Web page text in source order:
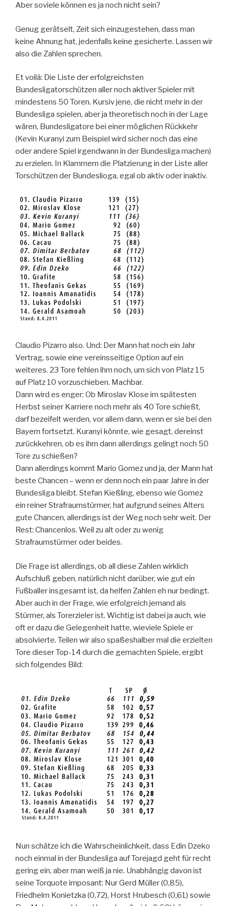
Aber soviele können es ja noch nicht sein?
Genug gerätselt, Zeit sich einzugestehen, dass man
keine Ahnung hat, jedenfalls keine gesicherte. Lassen wir
also die Zahlen sprechen.
Et voilà: Die Liste der erfolgreichsten
Bundesligatorschützen aller noch aktiver Spieler mit
mindestens 50 Toren. Kursiv jene, die nicht mehr in der
Bundesliga spielen, aber ja theoretisch noch in der Lage
wären, Bundesligatore bei einer möglichen Rückkehr
(Kevin Kuranyi zum Beispiel wird sicher noch das eine
oder andere Spiel irgendwann in der Bundesliga machen)
zu erzielen. In Klammern die Platzierung in der Liste aller
Torschützen der Bundeslioga, egal ob aktiv oder inaktiv.
Claudio Pizarro also. Und: Der Mann hat noch ein Jahr
Vertrag, sowie eine vereinsseitige Option auf ein
weiteres. 23 Tore fehlen ihm noch, um sich von Platz 15
auf Platz 10 vorzuschieben. Machbar.
Dann wird es enger: Ob Miroslav Klose im spätesten
Herbst seiner Karriere noch mehr als 40 Tore schießt,
darf bezeifelt werden, vor allem dann, wenn er sie bei den
Bayern fortsetzt. Kuranyi könnte, wie gesagt, dereinst
zurückkehren, ob es ihm dann allerdings gelingt noch 50
Tore zu schießen?
Dann allerdings kommt Mario Gomez und ja, der Mann hat
beste Chancen – wenn er denn noch ein paar Jahre in der
Bundesliga bleibt. Stefan Kießling, ebenso wie Gomez
ein reiner Strafraumstürmer, hat aufgrund seines Alters
gute Chancen, allerdings ist der Weg noch sehr weit. Der
Rest: Chancenlos. Weil zu alt oder zu wenig
Strafraumstürmer oder beides.
Die Frage ist allerdings, ob all diese Zahlen wirklich
Aufschluß geben. natürlich nicht darüber, wie gut ein
Fußballer insgesamt ist, da helfen Zahlen eh nur bedingt.
Aber auch in der Frage, wie erfolgreich jemand als
Stürmer, als Torerzieler ist. Wichtig ist dabei ja auch, wie
oft er dazu die Gelegenheit hatte, wieviele Spiele er
absolvierte. Teilen wir also spaßeshalber mal die erzielten
Tore dieser Top-14 durch die gemachten Spiele, ergibt
sich folgendes Bild:
Nun schätze ich die Wahrscheinlichkeit, dass Edin Dzeko
noch einmal in der Bundesliga auf Torejagd geht für recht
gering ein, aber man weiß ja nie. Unabhängig davon ist
seine Torquote imposant: Nur Gerd Müller (0,85),
Friedhelm Konietzka (0,72), Horst Hrubesch (0,61) sowie